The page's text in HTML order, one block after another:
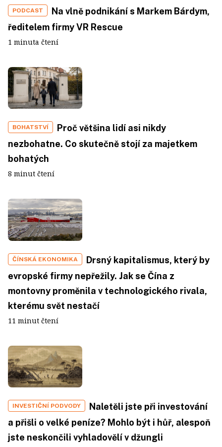
PODCAST
Na vlně podnikání s Markem Bárdym,
ředitelem firmy VR Rescue
1 minuta čtení
BOHATSTVÍ
Proč většina lidí asi nikdy
nezbohatne. Co skutečně stojí za majetkem
bohatých
8 minut čtení
ČÍNSKÁ EKONOMIKA
Drsný kapitalismus, který by
evropské firmy nepřežily. Jak se Čína z
montovny proměnila v technologického rivala,
kterému svět nestačí
11 minut čtení
INVESTIČNÍ PODVODY
Naletěli jste při investování
a přišli o velké peníze? Mohlo být i hůř, alespoň
jste neskončili vyhladovělí v džungli